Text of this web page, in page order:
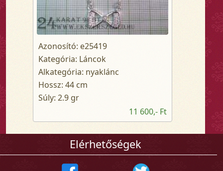
Azonosító: e25419
Kategória: Láncok
Alkategória: nyaklánc
Hossz: 44 cm
Súly: 2.9 gr
11 600,- Ft
Elérhetőségek